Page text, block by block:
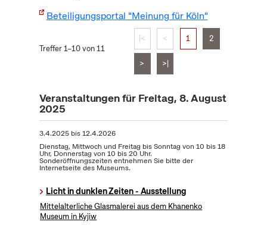
Beteiligungsportal "Meinung für Köln"
Treffer 1–10 von 11
|< < 1 2
> >|
Veranstaltungen für Freitag, 8. August
2025
3.4.2025bis12.4.2026
Dienstag, Mittwoch und Freitag bis Sonntag von 10 bis 18
Uhr, Donnerstag von 10 bis 20 Uhr.
Sonderöffnungszeiten entnehmen Sie bitte der
Internetseite des Museums.
Licht in dunklen Zeiten - Ausstellung
Mittelalterliche Glasmalerei aus dem Khanenko
Museum in Kyjiw